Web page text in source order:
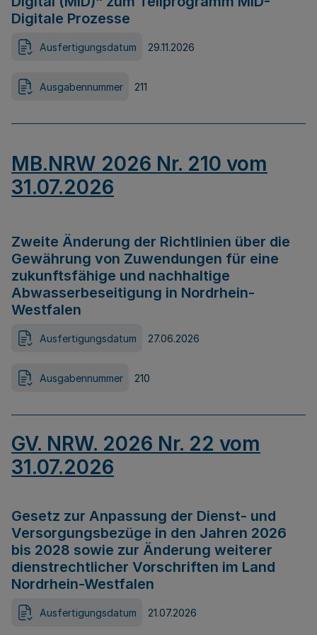
Digitale Prozesse
Ausfertigungsdatum 29.11.2026
Ausgabennummer 211
MB.NRW 2026 Nr. 210 vom
31.07.2026
Zweite Änderung der Richtlinien über die
Gewährung von Zuwendungen für eine
zukunftsfähige und nachhaltige
Abwasserbeseitigung in Nordrhein-
Westfalen
Ausfertigungsdatum 27.06.2026
Ausgabennummer 210
GV. NRW. 2026 Nr. 22 vom
31.07.2026
Gesetz zur Anpassung der Dienst- und
Versorgungsbezüge in den Jahren 2026
bis 2028 sowie zur Änderung weiterer
dienstrechtlicher Vorschriften im Land
Nordrhein-Westfalen
Ausfertigungsdatum 21.07.2026